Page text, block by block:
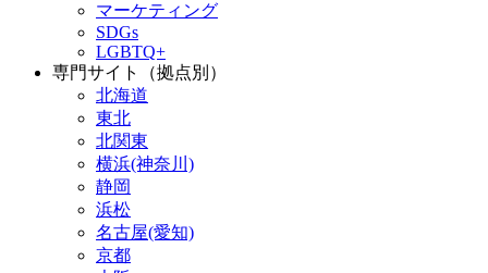
マーケティング
SDGs
LGBTQ+
専門サイト（拠点別）
北海道
東北
北関東
横浜(神奈川)
静岡
浜松
名古屋(愛知)
京都